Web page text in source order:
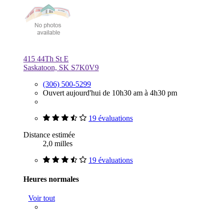
415 44Th St E
Saskatoon, SK S7K0V9
(306) 500-5299
Ouvert aujourd'hui de 10h30 am à 4h30 pm
19 évaluations
Distance estimée
2,0 milles
19 évaluations
Heures normales
Voir tout